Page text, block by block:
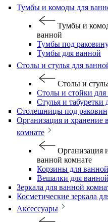
Тумбы и комоды для
Тумбы и
ванной
Тумбы под
Тумбы для ванной
Столы и стулья для
Столы и
Столы и стойки для
Стулья и табуретки
Столешницы под
Организация и хранение
комнате
Организация
ванной комнате
Корзины для ванной
Вешалки для ванной
Зеркала для ванной
Косметические зеркала
Аксессуары